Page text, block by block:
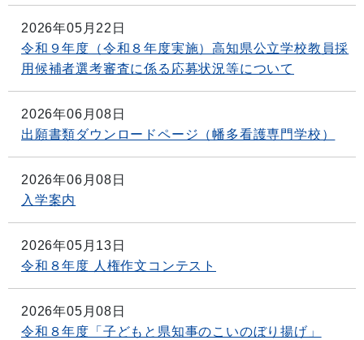
2026年05月22日
令和９年度（令和８年度実施）高知県公立学校教員採
用候補者選考審査に係る応募状況等について
2026年06月08日
出願書類ダウンロードページ（幡多看護専門学校）
2026年06月08日
入学案内
2026年05月13日
令和８年度 人権作文コンテスト
2026年05月08日
令和８年度「子どもと県知事のこいのぼり揚げ」